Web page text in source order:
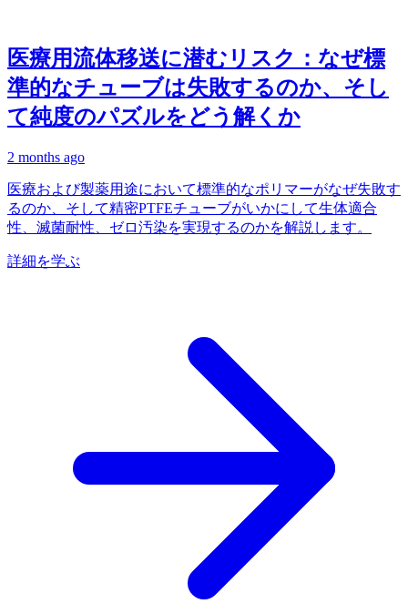
医療用流体移送に潜むリスク：なぜ標
準的なチューブは失敗するのか、そし
て純度のパズルをどう解くか
2 months ago
医療および製薬用途において標準的なポリマーがなぜ失敗す
るのか、そして精密PTFEチューブがいかにして生体適合
性、滅菌耐性、ゼロ汚染を実現するのかを解説します。
詳細を学ぶ